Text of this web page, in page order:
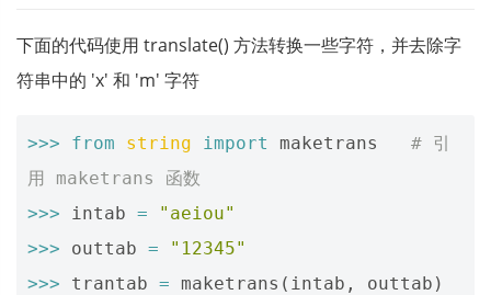
下面的代码使用 translate() 方法转换一些字符，并去除字
符串中的 'x' 和 'm' 字符
>>> from string import maketrans
# 引
用 maketrans 函数
>>>
intab =
"aeiou"
>>>
outtab =
"12345"
>>>
trantab = maketrans ( intab , outtab )